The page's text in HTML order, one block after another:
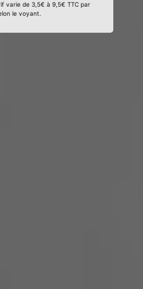
varie de 3,5€ à 9,5€ TTC par
le voyant.